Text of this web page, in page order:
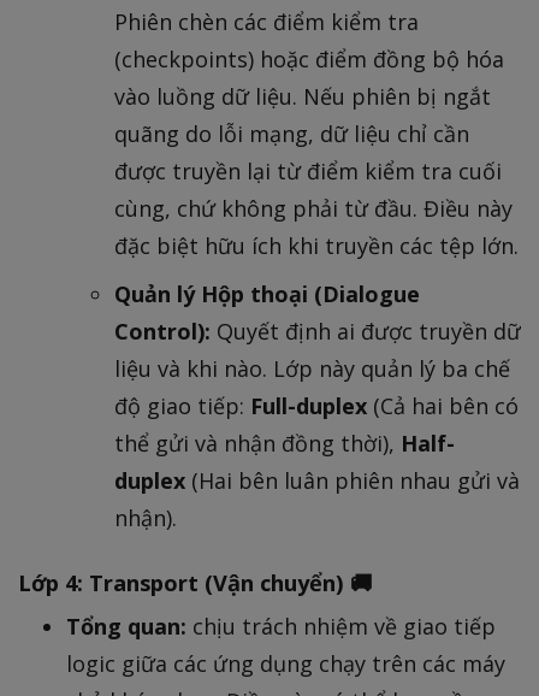
Phiên chèn các điểm kiểm tra
(checkpoints) hoặc điểm đồng bộ hóa
vào luồng dữ liệu. Nếu phiên bị ngắt
quãng do lỗi mạng, dữ liệu chỉ cần
được truyền lại từ điểm kiểm tra cuối
cùng, chứ không phải từ đầu. Điều này
đặc biệt hữu ích khi truyền các tệp lớn.
Quản lý Hộp thoại (Dialogue
Control): Quyết định ai được truyền dữ
liệu và khi nào. Lớp này quản lý ba chế
độ giao tiếp: Full-duplex (Cả hai bên có
thể gửi và nhận đồng thời), Half-
duplex (Hai bên luân phiên nhau gửi và
nhận).
Lớp 4: Transport (Vận chuyển) 🚚
Tổng quan: chịu trách nhiệm về giao tiếp
logic giữa các ứng dụng chạy trên các máy